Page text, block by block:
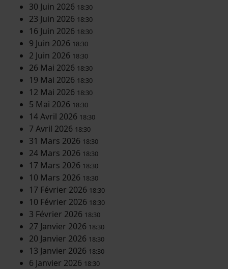
30 Juin 2026 18:30
23 Juin 2026 18:30
16 Juin 2026 18:30
9 Juin 2026 18:30
2 Juin 2026 18:30
26 Mai 2026 18:30
19 Mai 2026 18:30
12 Mai 2026 18:30
5 Mai 2026 18:30
14 Avril 2026 18:30
7 Avril 2026 18:30
31 Mars 2026 18:30
24 Mars 2026 18:30
17 Mars 2026 18:30
10 Mars 2026 18:30
17 Février 2026 18:30
10 Février 2026 18:30
3 Février 2026 18:30
27 Janvier 2026 18:30
20 Janvier 2026 18:30
13 Janvier 2026 18:30
6 Janvier 2026 18:30